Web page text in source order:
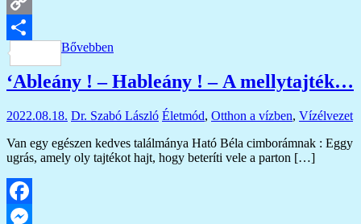
Copy
Link
Ossza
meg
Bővebben
‘Ableány ! – Hableány ! – A mellytajték…
2022.08.18. Dr. Szabó László Életmód, Otthon a vízben, Vízélvezet
Van egy egészen kedves találmánya Ható Béla cimborámnak : Eggy
ugrás, amely oly tajtékot hajt, hogy beteríti vele a parton […]
Facebook